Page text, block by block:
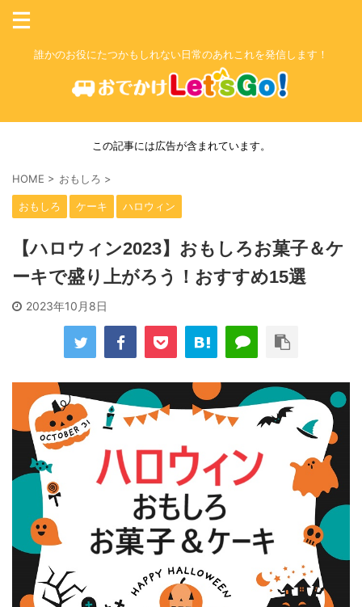
誰かのお役にたつかもしれない日常のあれこれを発信します！
この記事には広告が含まれています。
HOME > おもしろ >
おもしろ ケーキ ハロウィン
【ハロウィン2023】おもしろお菓子＆ケ
ーキで盛り上がろう！おすすめ15選
2023年10月8日